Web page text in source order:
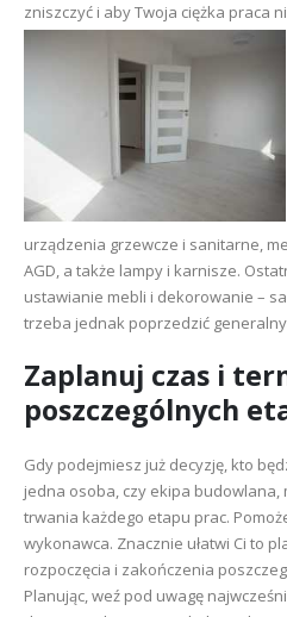
zniszczyć i aby Twoja ciężka praca
urządzenia grzewcze i sanitarne,
AGD, a także lampy i karnisze.
ustawianie mebli i dekorowanie –
trzeba jednak poprzedzić
Zaplanuj czas i
poszczególnych
Gdy podejmiesz już decyzję, kto
jedna osoba, czy ekipa budowlana,
trwania każdego etapu prac.
wykonawca. Znacznie ułatwi Ci to
rozpoczęcia i zakończenia
Planując, weź pod uwagę